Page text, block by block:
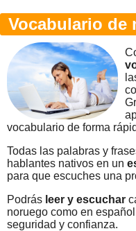
Vocabulario de
vocabulario de forma
Todas las palabras y
hablantes nativos en un
para que escuches una
Podrás leer y escuchar
noruego como en
seguridad y confianza.